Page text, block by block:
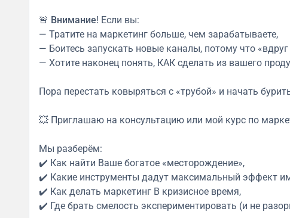
🚨 Внимание! Если вы:
— Тратите на маркетинг больше, чем зарабатываете,
— Боитесь запускать новые каналы, потому что «вдруг
— Хотите наконец понять, КАК сделать из вашего
Пора перестать ковыряться с «трубой» и начать
💥 Приглашаю на консультацию или мой курс по
Мы разберём:
✔️ Как найти Ваше богатое «месторождение»,
✔️ Какие инструменты дадут максимальный эффект
✔️ Как делать маркетинг В кризисное время,
✔️ Где брать смелость экспериментировать (и не